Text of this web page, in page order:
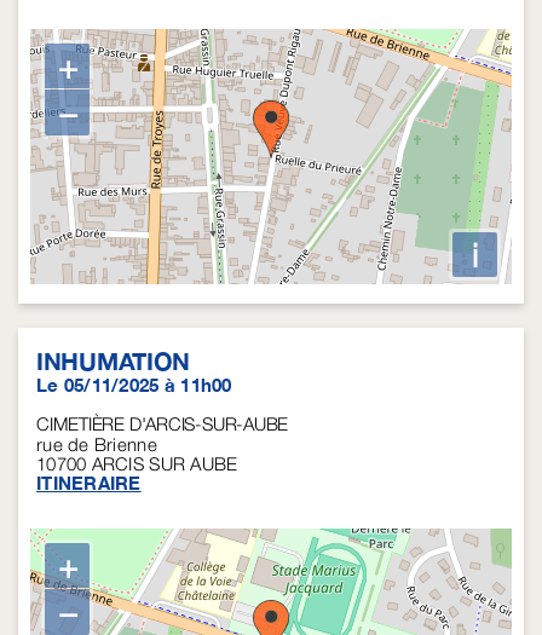
+
−
i
INHUMATION
Le 05/11/2025 à 11h00
CIMETIÈRE D'ARCIS-SUR-AUBE
rue de Brienne
10700 ARCIS SUR AUBE
ITINERAIRE
+
−